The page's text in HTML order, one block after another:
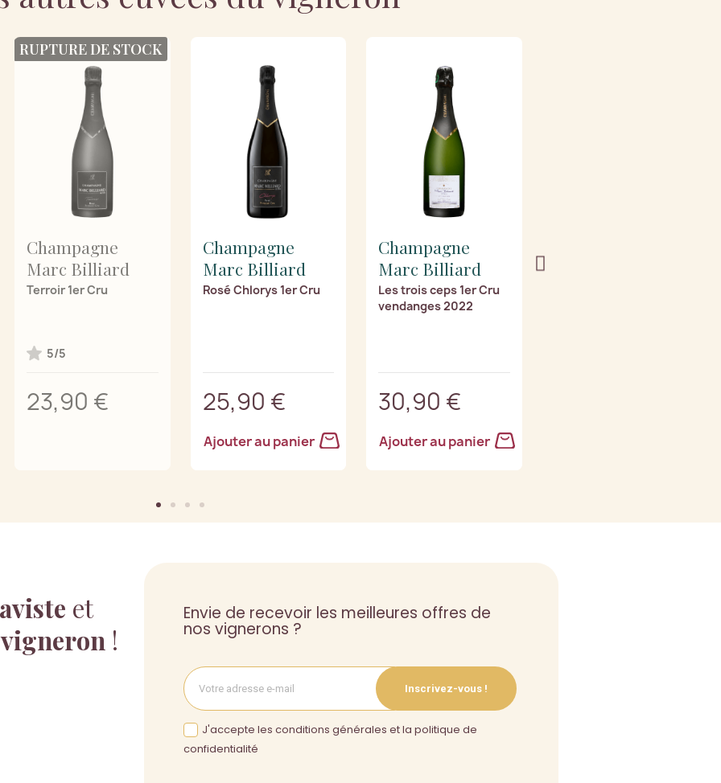
Champagne
Marc Billiard
Terroir 1er Cru
5/5
23,90 €
RUPTURE DE STOCK
Champagne
Marc Billiard
Rosé Chlorys 1er Cru
25,90 €
Ajouter au panier
Champagne
Marc Billiard
Les trois ceps 1er Cru
vendanges 2022
30,90 €
Ajouter au panier
et
!
Envie de recevoir les meilleures offres de
nos vignerons ?
Inscrivez-vous !
J'accepte les conditions générales et la politique de
confidentialité